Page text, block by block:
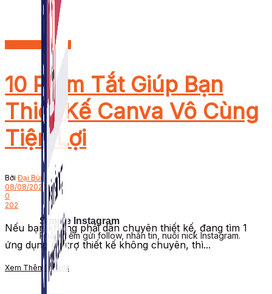
Simple Instagram
Phần mềm gửi follow, nhắn tin, nuôi nick Instagram.
Content Marketing
10 Phím Tắt Giúp Bạn
Thiết Kế Canva Vô Cùng
Tiện Lợi
Bởi Đại Bùi
08/08/2021
0
202
Nếu bạn không phải dân chuyên thiết kế, đang tìm 1
ứng dụng hỗ trợ thiết kế không chuyên, thì...
Xem ThêmDetails